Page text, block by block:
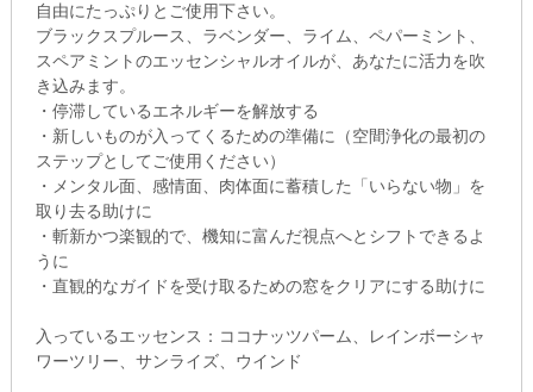
自由にたっぷりとご使用下さい。
ブラックスプルース、ラベンダー、ライム、ペパーミント、
スペアミントのエッセンシャルオイルが、あなたに活力を吹
き込みます。
・停滞しているエネルギーを解放する
・新しいものが入ってくるための準備に（空間浄化の最初の
ステップとしてご使用ください）
・メンタル面、感情面、肉体面に蓄積した「いらない物」を
取り去る助けに
・斬新かつ楽観的で、機知に富んだ視点へとシフトできるよ
うに
・直観的なガイドを受け取るための窓をクリアにする助けに
入っているエッセンス：ココナッツパーム、レインボーシャ
ワーツリー、サンライズ、ウインド